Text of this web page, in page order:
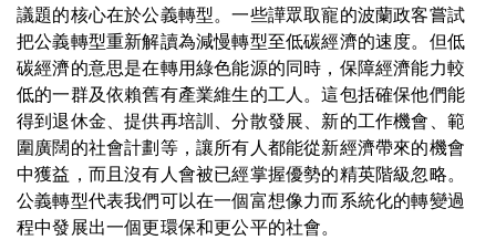
議題的核心在於公義轉型。一些譁眾取寵的波蘭政客嘗試
把公義轉型重新解讀為減慢轉型至低碳經濟的速度。但低
碳經濟的意思是在轉用綠色能源的同時，保障經濟能力較
低的一群及依賴舊有產業維生的工人。這包括確保他們能
得到退休金、提供再培訓、分散發展、新的工作機會、範
圍廣闊的社會計劃等，讓所有人都能從新經濟帶來的機會
中獲益，而且沒有人會被已經掌握優勢的精英階級忽略。
公義轉型代表我們可以在一個富想像力而系統化的轉變過
程中發展出一個更環保和更公平的社會。